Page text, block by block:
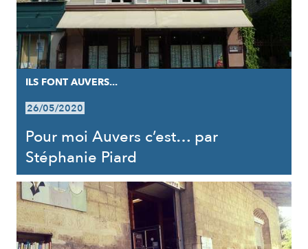
ILS FONT AUVERS...
26/05/2020
Pour moi Auvers c’est… par
Stéphanie Piard